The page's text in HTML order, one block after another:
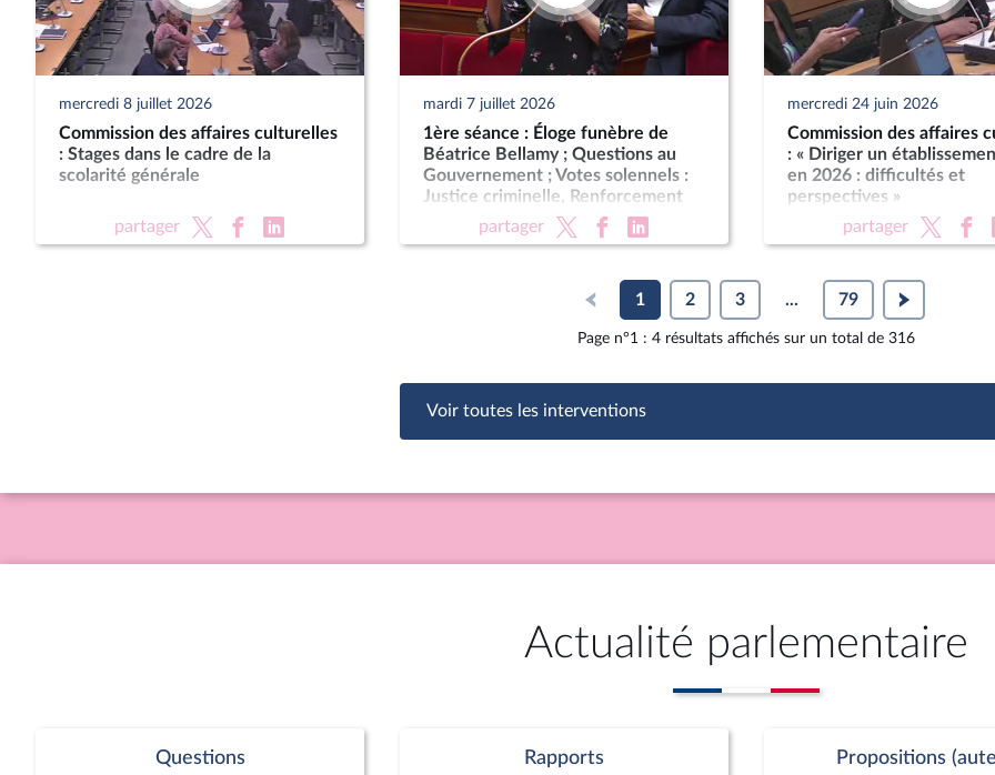
mercredi 8 juillet 2026
Commission des affaires culturelles
: Stages dans le cadre de la
scolarité générale
partager
mardi 7 juillet 2026
1ère séance : Éloge funèbre de
Béatrice Bellamy ; Questions au
Gouvernement ; Votes solennels :
Justice criminelle, Renforcement
des juridictions criminelles ;
Présomption de légitime défense
partager
mercredi 24 juin 2026
Commission des affaires
: « Diriger un
en 2026 : difficultés et
perspectives »
partager
1 2 3 ... 79
Page n°1 : 4 résultats affichés sur un total de 316
Voir toutes les interventions
Actualité parlementaire
Questions Rapports Propositions